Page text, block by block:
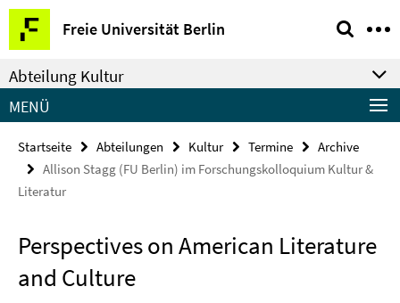
Springe
direkt
zu
Inhalt
Freie Universität Berlin
Service-
Navigation
Abteilung Kultur
MENÜ
Startseite Abteilungen Kultur Termine
Archive
Allison Stagg (FU Berlin) im Forschungskolloquium Kultur &
Literatur
Perspectives on American Literature
and Culture